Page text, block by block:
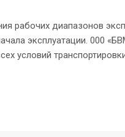
рабочих диапазонов
эксплуатации. 000
условий